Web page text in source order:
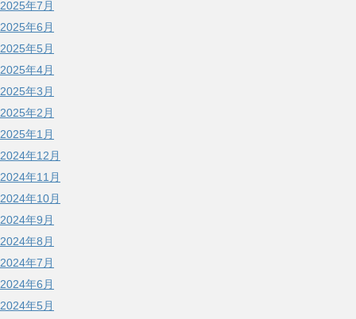
2025年7月
2025年6月
2025年5月
2025年4月
2025年3月
2025年2月
2025年1月
2024年12月
2024年11月
2024年10月
2024年9月
2024年8月
2024年7月
2024年6月
2024年5月